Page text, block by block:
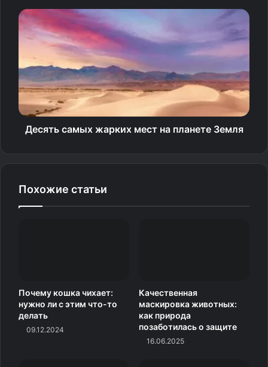
2.
Просто милашка!
Десять самых жарких мест на планете Земля
Похожие статьи
Почему кошка чихает:
нужно ли с этим что-то
делать
09.12.2024
Качественная
маскировка животных:
как природа
позаботилась о защите
16.06.2025